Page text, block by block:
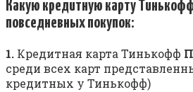
Какую кредитную карту
повседневных покупок:
1. Кредитная карта Тинькофф
среди всех карт
кредитных у Тинькофф)